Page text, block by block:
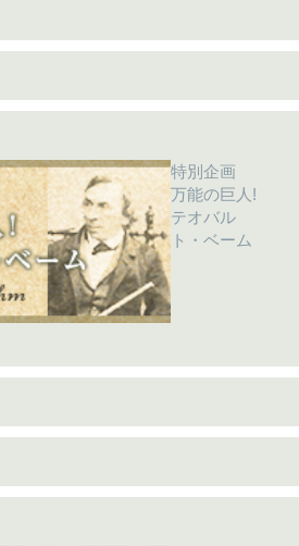
特別企画
万能の巨人!
テオバル
ト・ベーム